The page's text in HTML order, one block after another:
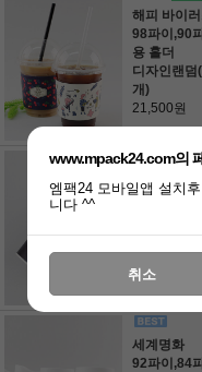
해피 바이
98파이,90
용 홀더
디자인랜덤
개)
21,500원
포레스트
92파이,84
그린&옐로
개)
20,900원
세계명화
92파이,84
www.mpack24.com의
엠팩24 모바일앱 설치
니다 ^^
취소